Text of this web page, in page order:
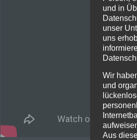
und in
unser
uns
Wir
und
Aus